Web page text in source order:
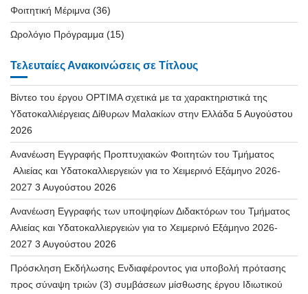
Φοιτητική Μέριμνα (36)
Ωρολόγιο Πρόγραμμα (15)
Τελευταίες Ανακοινώσεις σε Τίτλους
Βίντεο του έργου OPTIMA σχετικά με τα χαρακτηριστικά της
Υδατοκαλλιέργειας Δίθυρων Μαλακίων στην Ελλάδα 5 Αυγούστου
2026
Ανανέωση Εγγραφής Προπτυχιακών Φοιτητών του Τμήματος
Αλιείας και Υδατοκαλλιεργειών για το Χειμερινό Εξάμηνο 2026-
2027 3 Αυγούστου 2026
Ανανέωση Εγγραφής των υποψηφίων Διδακτόρων του Τμήματος
Αλιείας και Υδατοκαλλιεργειών για το Χειμερινό Εξάμηνο 2026-
2027 3 Αυγούστου 2026
Πρόσκληση Εκδήλωσης Ενδιαφέροντος για υποβολή πρότασης
προς σύναψη τριών (3) συμβάσεων μίσθωσης έργου Ιδιωτικού